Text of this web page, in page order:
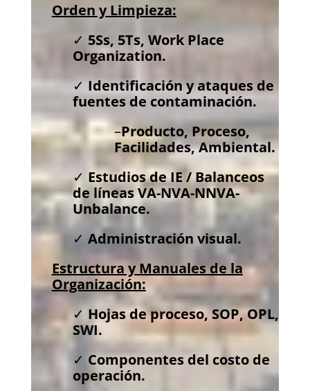
Orden y Limpieza:
✓ 5Ss, 5Ts, Work Place
Organization.
✓ Identificación y ataques de
fuentes de contaminación.
–Producto, Proceso,
Facilidades, Ambiental.
✓ Estudios de IE / Balanceos
de líneasVA-NVA-NNVA-
Unbalance.
✓ Administración visual.
Estructura y Manuales de la
Organización:
✓ Hojas de proceso, SOP, OPL,
SWI.
✓ Componentes del costo de
operación.